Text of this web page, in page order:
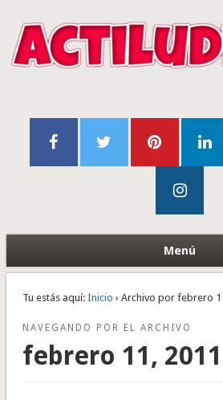
Menú
Tu estás aquí: Inicio › Archivo por febrero
NAVEGANDO POR EL ARCHIVO
febrero 11, 2011